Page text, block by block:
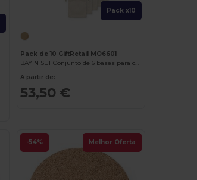
Pack x10
Pack de 10 GiftRetail MO6601
BAYIN SET Conjunto de 6 bases para copos
A partir de:
53,50 €
-54% Melhor Oferta